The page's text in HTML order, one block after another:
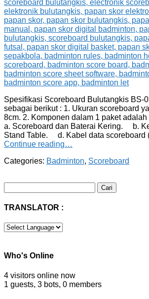
Spesifikasi Scoreboard Bulutangkis BS-
sebagai berikut : 1. Ukuran scoreboard
8cm. 2. Komponen dalam 1 paket
a. Scoreboard dan Baterai Kering. b.
Stand Table. d. Kabel data
Continue reading…
Categories: Badminton, Scoreboard
untuk:
TRANSLATOR :
Who's Online
4 visitors online now
1 guests, 3 bots, 0 members